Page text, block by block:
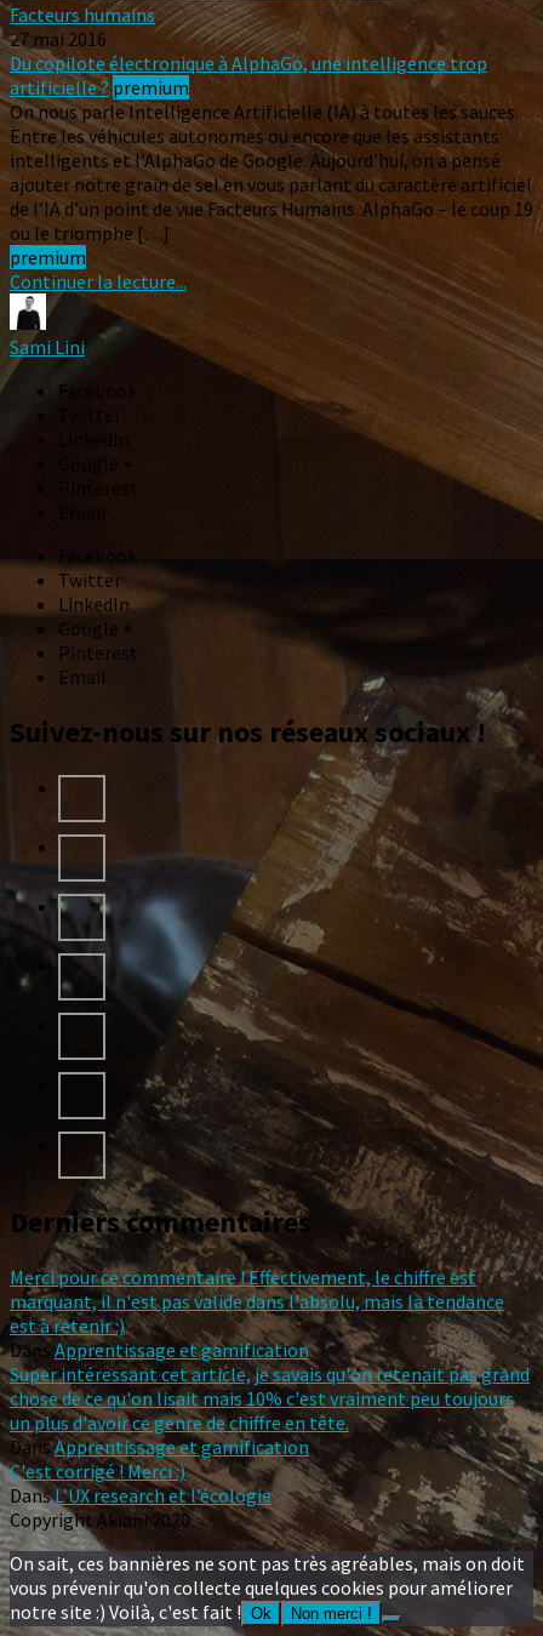
Facteurs humains
27 mai 2016
Du copilote électronique à AlphaGo, une intelligence trop
artificielle ? premium
On nous parle Intelligence Artificielle (IA) à toutes les sauces.
Entre les véhicules autonomes ou encore que les assistants
intelligents et l’AlphaGo de Google. Aujourd’hui, on a pensé
ajouter notre grain de sel en vous parlant du caractère artificiel
de l’IA d’un point de vue Facteurs Humains. AlphaGo – le coup 19
ou le triomphe […]
premium
Continuer la lecture...
Sami Lini
Facebook
Twitter
LinkedIn
Google +
Pinterest
Email
Facebook
Twitter
LinkedIn
Google +
Pinterest
Email
Suivez-nous sur nos réseaux sociaux !
Derniers commentaires
Merci pour ce commentaire ! Effectivement, le chiffre est
marquant, il n'est pas valide dans l'absolu, mais la tendance
est à retenir :)
DansApprentissage et gamification
Super intéressant cet article, je savais qu'on retenait pas grand
chose de ce qu'on lisait mais 10% c'est vraiment peu toujours
un plus d'avoir ce genre de chiffre en tête.
DansApprentissage et gamification
C'est corrigé ! Merci :)
DansL’UX research et l’écologie
Copyright Akiani 2020
On sait, ces bannières ne sont pas très agréables, mais on doit
vous prévenir qu'on collecte quelques cookies pour améliorer
notre site :) Voilà, c'est fait ! Ok Non merci !